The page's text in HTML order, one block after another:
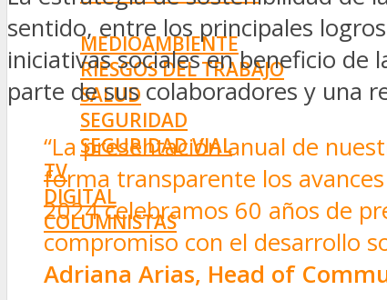
PREVENCIÓN
MEDIOAMBIENTE
RIESGOS DEL TRABAJO
SALUD
SEGURIDAD
SEGURIDAD VIAL
TV
DIGITAL
COLUMNISTAS
ESTADÍSTICAS
sentido, entre los principales
iniciativas sociales en beneficio
parte de sus colaboradores y una
“La presentación anual de
forma transparente los
2024 celebramos 60 años de
compromiso con el desarrollo
Adriana Arias, Head of